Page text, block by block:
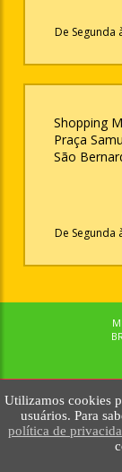
Utilizamos cookies
usuários. Para
política de
De Segunda
Shopping
Praça
São
De Segunda
©